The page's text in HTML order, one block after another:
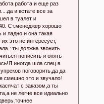
работа и еще раз
и кстате все за
в туалет и
Ст.менеджер хорошо
и ладно и она такая
это не интересует,
: ты должна звонить
пописить и опять
иногда шла спец.в
поговорить,да да
смешно это и звучало!
с заказом,а ты
не легче все идиально